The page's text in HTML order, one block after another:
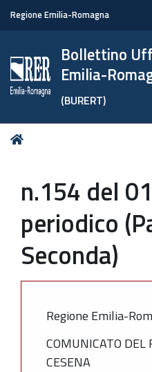
Regione Emilia-Romagna
Bollettino
Emilia-
(BURERT)
Tu
n.154 del
periodico
Seconda)
Regione Emilia-
COMUNICATO DEL
CESENA